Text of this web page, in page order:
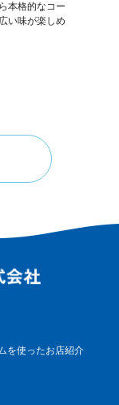
本格的なコー
い味が楽しめ
を使ったお店紹介